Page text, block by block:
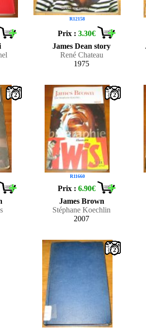
R12158
Prix :3.30€
James Dean story
René Chateau
1975
2
R11660
2
Prix :6.90€
James Brown
Stéphane Koechlin
2007
2